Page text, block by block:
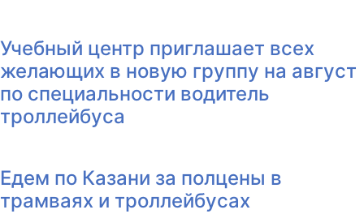
Учебный центр приглашает всех
желающих в новую группу на август
по специальности водитель
троллейбуса
Едем по Казани за полцены в
трамваях и троллейбусах